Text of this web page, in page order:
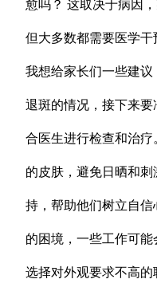
愈吗？ 这取决于病因
但大多数都需要医学干
我想给家长们一些建
退斑的情况，接下来
合医生进行检查和治
的皮肤，避免日晒和
持，帮助他们树立自
的困境，一些工作可
选择对外观要求不高的